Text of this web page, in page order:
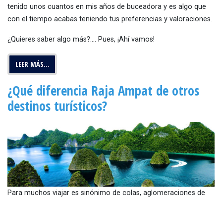
tenido unos cuantos en mis años de buceadora y es algo que
con el tiempo acabas teniendo tus preferencias y valoraciones.
¿Quieres saber algo más?…. Pues, ¡Ahí vamos!
LEER MÁS…
¿Qué diferencia Raja Ampat de otros
destinos turísticos?
Para muchos viajar es sinónimo de colas, aglomeraciones de